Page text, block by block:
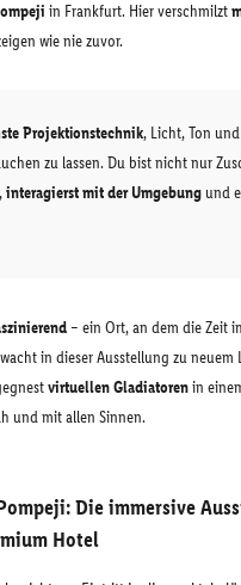
in Frankfurt. Hier verschmilzt
wie nie zuvor.
Projektionstechnik, Licht, Ton
zu lassen. Du bist nicht nur
interagierst mit der Umgebung und
– ein Ort, an dem die Zeit
in dieser Ausstellung zu
virtuellen Gladiatorenin
und mit allen Sinnen.
Die immersive
Hotel